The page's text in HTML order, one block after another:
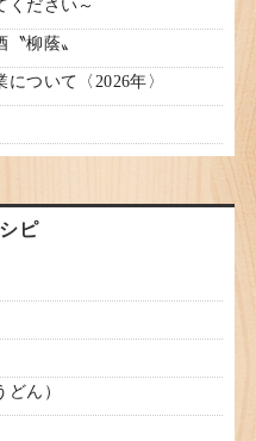
ください～
柳蔭〟
ついて〈2026年〉
ピ
ん）